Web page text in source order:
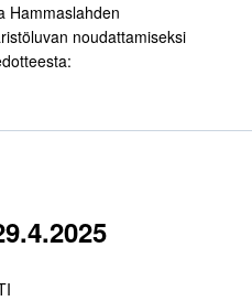
Hammaslahden
noudattamiseksi